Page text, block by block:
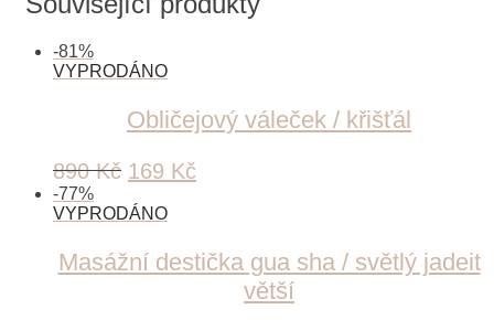
-81%
Obličejový váleček / křišťál
890Kč Original
was:
169 KčCurrent
-77%
Masážní destička gua sha / světlý jadeit
větší